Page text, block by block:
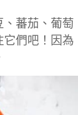
、蕃茄、葡萄
們吧！因為